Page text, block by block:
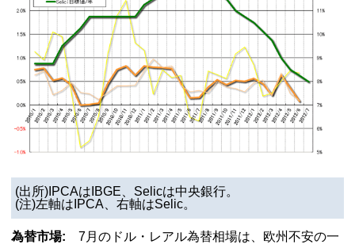
(出所)IPCAはIBGE、Selicは中央銀行。
(注)左軸はIPCA、右軸はSelic。
為替市場: 7月のドル・レアル為替相場は、欧州不安の一